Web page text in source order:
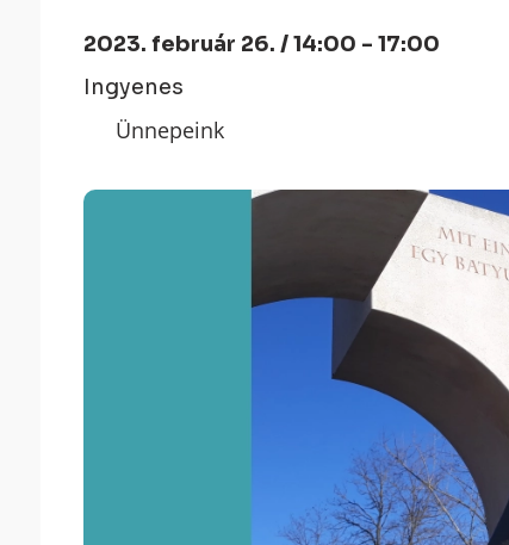
2023. február 26. / 14:00 - 17:00
Ingyenes
Ünnepeink